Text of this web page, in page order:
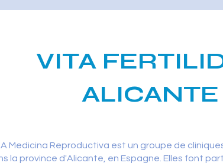
VITA
ALICANTE
Medicina Reproductiva est un groupe de
la province d'Alicante, en Espagne. Elles font